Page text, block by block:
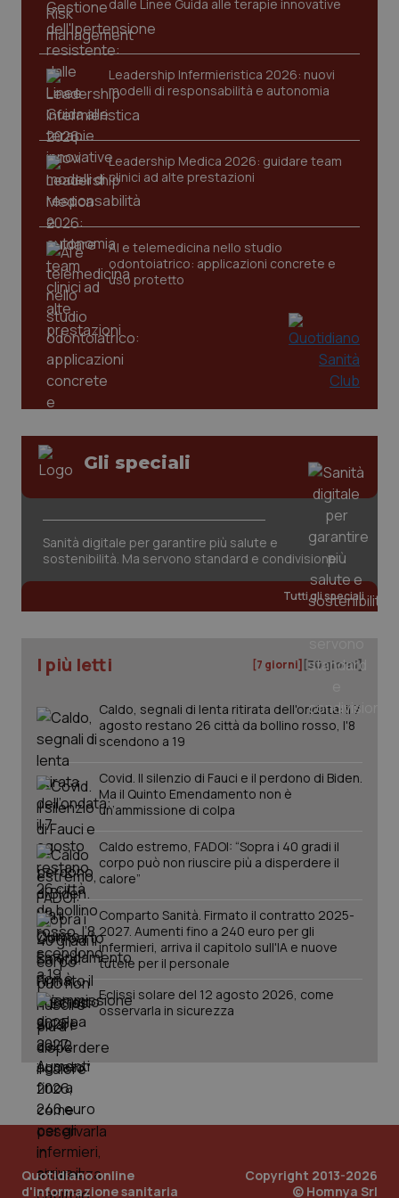
dalle Linee Guida alle terapie innovative
Leadership Infermieristica 2026: nuovi
modelli di responsabilità e autonomia
Leadership Medica 2026: guidare team
clinici ad alte prestazioni
AI e telemedicina nello studio
odontoiatrico: applicazioni concrete e
uso protetto
Gli speciali
Sanità digitale per garantire più salute e
sostenibilità. Ma servono standard e condivisione
Tutti gli speciali
I più letti [7 giorni] [30 giorni]
Caldo, segnali di lenta ritirata dell'ondata: il 7
agosto restano 26 città da bollino rosso, l'8
scendono a 19
Covid. Il silenzio di Fauci e il perdono di Biden.
Ma il Quinto Emendamento non è
un’ammissione di colpa
Caldo estremo, FADOI: “Sopra i 40 gradi il
corpo può non riuscire più a disperdere il
calore”
Comparto Sanità. Firmato il contratto 2025-
2027. Aumenti fino a 240 euro per gli
infermieri, arriva il capitolo sull'IA e nuove
tutele per il personale
Eclissi solare del 12 agosto 2026, come
osservarla in sicurezza
Quotidiano online
d'informazione sanitaria
Copyright 2013-2026
© Homnya Srl
Nome
Fornitore /Dominio
VISITOR_PRIVACY_METADATA
CookieScriptConsent
CookieScript
www.quotidianosanita.it
tracking-sites-ironfish-
tracking-enable
www.quotidianosanita.it
session-id